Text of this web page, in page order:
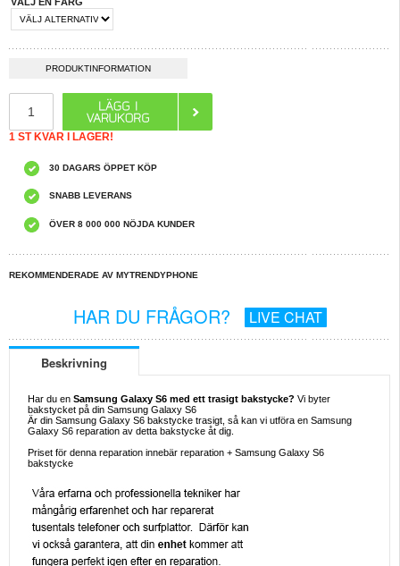
PRODUKTINFORMATION
1 ST KVAR I LAGER!
30 DAGARS ÖPPET KÖP
SNABB LEVERANS
ÖVER 8 000 000 NÖJDA KUNDER
REKOMMENDERADE AV MYTRENDYPHONE
HAR DU FRÅGOR? LIVE CHAT
Beskrivning
Har du en Samsung Galaxy S6 med ett trasigt bakstycke? Vi byter
bakstycket på din Samsung Galaxy S6
Är din Samsung Galaxy S6 bakstycke trasigt, så kan vi utföra en Samsung
Galaxy S6 reparation av detta bakstycke åt dig.
Priset för denna reparation innebär reparation + Samsung Galaxy S6
bakstycke